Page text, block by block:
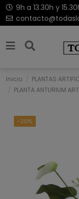
9h a 13.30h y
Inicio PLANTAS
PLANTA ANTURIUM
-20%